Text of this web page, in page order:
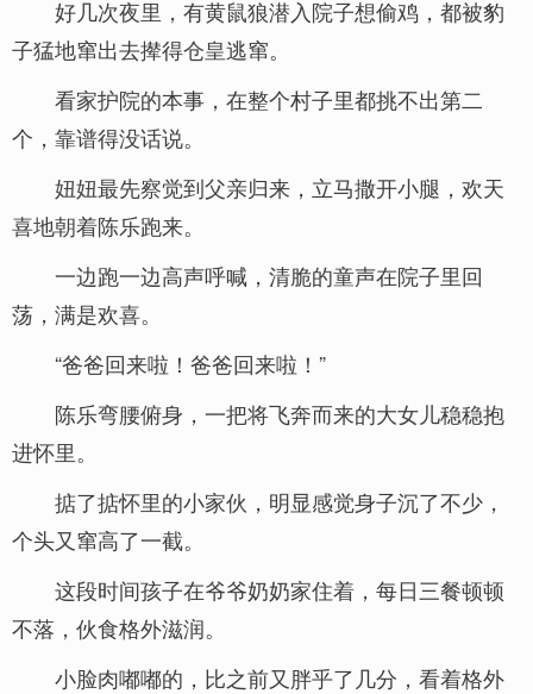
好几次夜里，有黄鼠狼潜入院子想偷鸡，都被豹
子猛地窜出去撵得仓皇逃窜。
看家护院的本事，在整个村子里都挑不出第二
个，靠谱得没话说。
妞妞最先察觉到父亲归来，立马撒开小腿，欢天
喜地朝着陈乐跑来。
一边跑一边高声呼喊，清脆的童声在院子里回
荡，满是欢喜。
“爸爸回来啦！爸爸回来啦！”
陈乐弯腰俯身，一把将飞奔而来的大女儿稳稳抱
进怀里。
掂了掂怀里的小家伙，明显感觉身子沉了不少，
个头又窜高了一截。
这段时间孩子在爷爷奶奶家住着，每日三餐顿顿
不落，伙食格外滋润。
小脸肉嘟嘟的，比之前又胖乎了几分，看着格外